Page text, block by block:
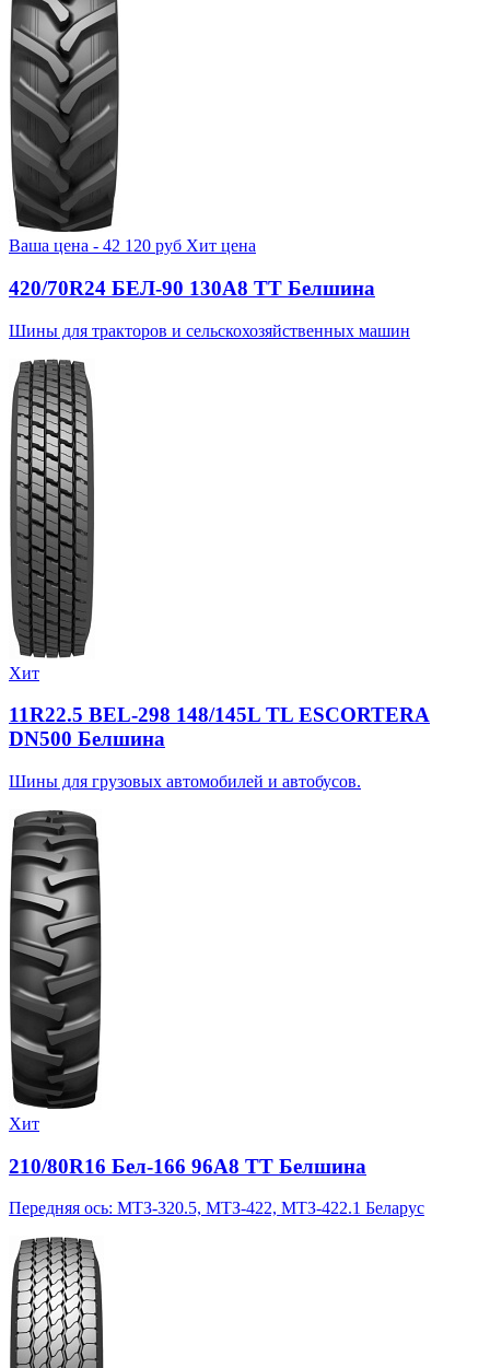
Ваша цена - 42 120 руб Хит цена
420/70R24 БЕЛ-90 130А8 TT Белшина
Шины для тракторов и сельскохозяйственных машин
Хит
11R22.5 BEL-298 148/145L TL ESCORTERA
DN500 Белшина
Шины для грузовых автомобилей и автобусов.
Хит
210/80R16 Бел-166 96A8 TT Белшина
Передняя ось: МТЗ-320.5, МТЗ-422, МТЗ-422.1 Беларус